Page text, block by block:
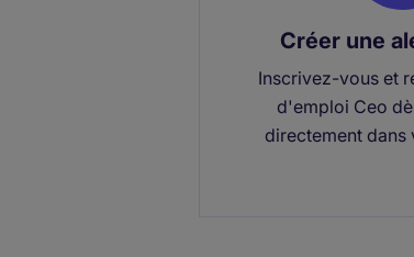
Créer une
Inscrivez-vous et
d'emploi Ceo
directement dans